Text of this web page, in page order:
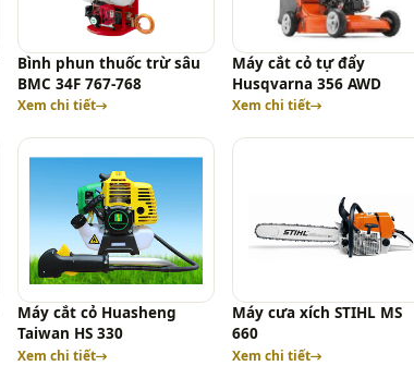
Bình phun thuốc trừ sâu
BMC 34F 767-768
Xem chi tiết
Máy cắt cỏ tự đẩy
Husqvarna 356 AWD
Xem chi tiết
Máy cắt cỏ Huasheng
Taiwan HS 330
Xem chi tiết
Máy cưa xích STIHL MS
660
Xem chi tiết